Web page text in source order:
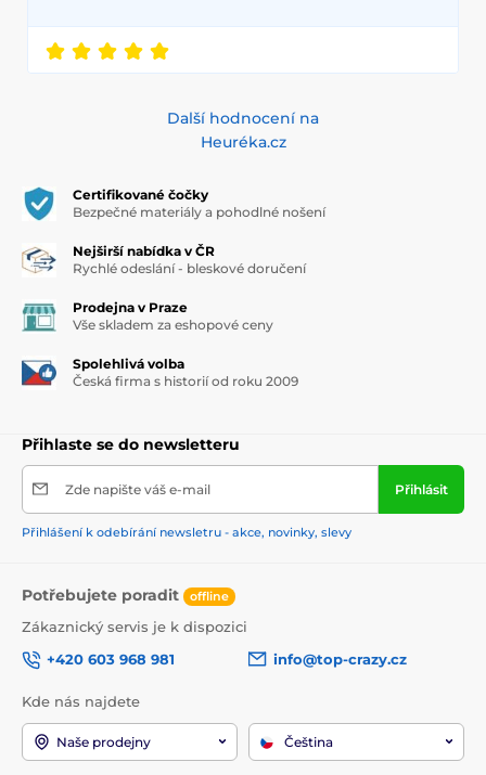
Další hodnocení na
Heuréka.cz
Certifikované čočky
Bezpečné materiály a pohodlné nošení
Nejširší nabídka v ČR
Rychlé odeslání - bleskové doručení
Prodejna v Praze
Vše skladem za eshopové ceny
Spolehlivá volba
Česká firma s historií od roku 2009
Přihlaste se do newsletteru
Zde napište váš e-mail Přihlásit
Přihlášení k odebírání newsletru - akce, novinky, slevy
Potřebujete poradit offline
Zákaznický servis je k dispozici
+420 603 968 981
info@top-crazy.cz
Kde nás najdete
Naše prodejny Čeština